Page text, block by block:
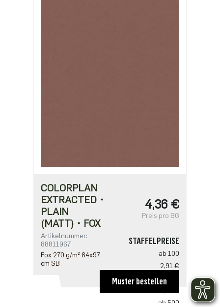
COLORPLAN
EXTRACTED・
PLAIN
(MATT)・FOX
Artikelnummer:
88811967
Fox 270 g/m² 64x97
cm SB
4,36 €
Preis pro BG
STAFFELPREISE
ab 100
2,91 €
ab 200
ab 500
Muster bestellen